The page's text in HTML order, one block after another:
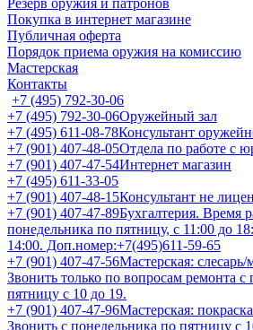
Резерв оружия и патронов
Покупка в интернет магазине
Публичная оферта
Порядок приема оружия на комиссию
Мастерская
Контакты
+7 (495) 792-30-06
+7 (495) 792-30-06Оружейный зал
+7 (495) 611-08-78Консультант
+7 (901) 407-48-05Отдела по работе с
+7 (901) 407-47-54Интернет магазин
+7 (495) 611-33-05
+7 (901) 407-48-15Консультант не
+7 (901) 407-47-89Бухгалтерия. Время
понедельника по пятницу, с 11:00 до
14:00. Доп.номер:+7(495)611-59-65
+7 (901) 407-47-56Мастерская:
Звонить только по вопросам ремонта с
пятницу с 10 до 19.
+7 (901) 407-47-96Мастерская:
Звонить с понедельника по пятницу с